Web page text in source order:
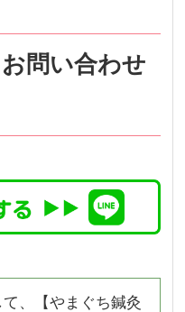
問い合わせ
、【やまぐち鍼灸